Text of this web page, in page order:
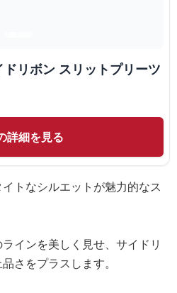
リボン スリットプリーツ
詳細を見る
トなシルエットが魅力的なス
インを美しく見せ、サイドリ
さをプラスします。